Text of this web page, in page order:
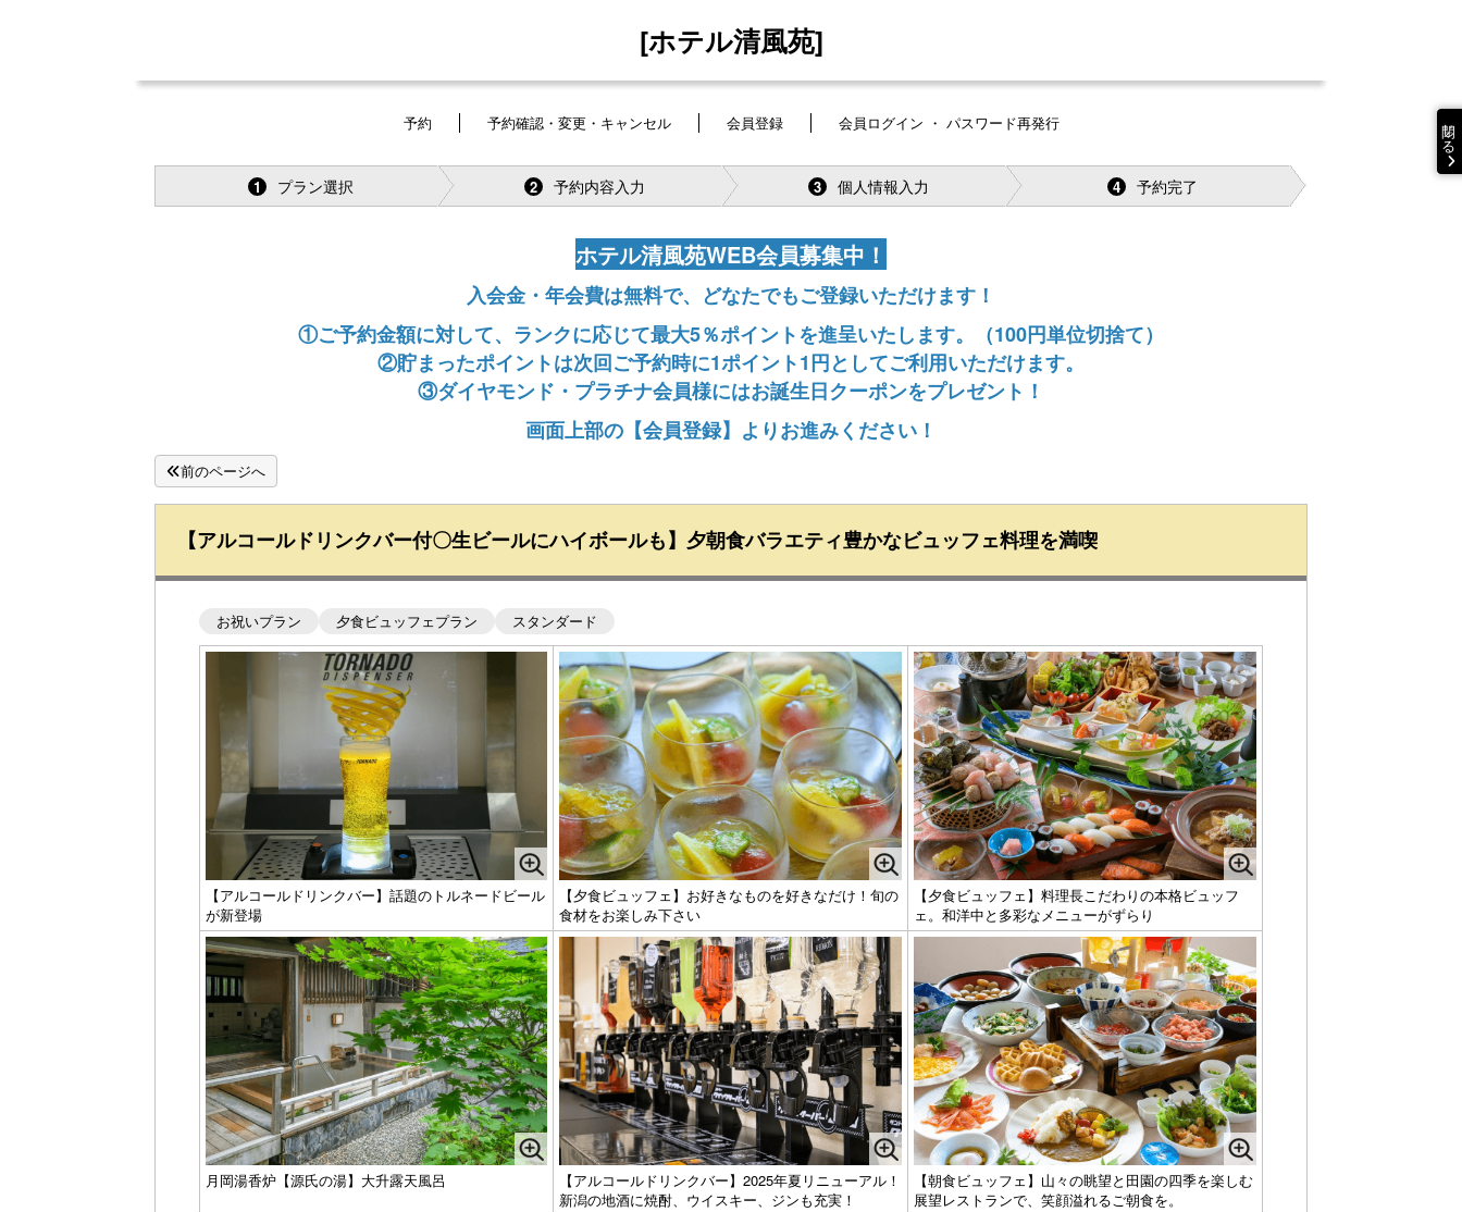
[ホテル清風苑]
予約 予約確認・変更・キャンセル 会員登録 会員ログイン ・ パスワード再発行
1 プラン選択 2 予約内容入力 3 個人情報入力 4 予約完了
ホテル清風苑WEB会員募集中！
入会金・年会費は無料で、どなたでもご登録いただけます！
①ご予約金額に対して、ランクに応じて最大5％ポイントを進呈いたします。（100円単位切捨て）
②貯まったポイントは次回ご予約時に1ポイント1円としてご利用いただけます。
③ダイヤモンド・プラチナ会員様にはお誕生日クーポンをプレゼント！
画面上部の【会員登録】よりお進みください！
前のページへ
【アルコールドリンクバー付〇生ビールにハイボールも】夕朝食バラエティ豊かなビュッフェ料理を満喫
お祝いプラン 夕食ビュッフェプラン スタンダード
【アルコールドリンクバー】話題のトルネードビール
が新登場
【夕食ビュッフェ】お好きなものを好きなだけ！旬の
食材をお楽しみ下さい
【夕食ビュッフェ】料理長こだわりの本格ビュッフ
ェ。和洋中と多彩なメニューがずらり
月岡湯香炉【源氏の湯】大升露天風呂
【アルコールドリンクバー】2025年夏リニューアル！
新潟の地酒に焼酎、ウイスキー、ジンも充実！
【朝食ビュッフェ】山々の眺望と田園の四季を楽しむ
展望レストランで、笑顔溢れるご朝食を。
閉じる